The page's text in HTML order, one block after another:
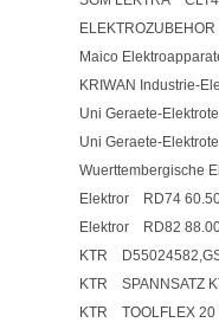
Maico
KRIWAN Industrie-
Uni Geraete-
Uni Geraete-
Wuerttembergische
Elektror RD74
Elektror RD82
KTR
KTR SPANNSATZ
KTR TOOLFLEX 20